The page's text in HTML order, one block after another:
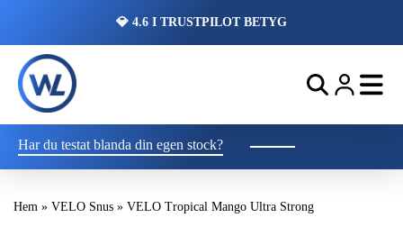
💎 4.6 I TRUSTPILOT BETYG
Har du testat blanda din egen stock?
Hem » VELO Snus » VELO Tropical Mango Ultra Strong